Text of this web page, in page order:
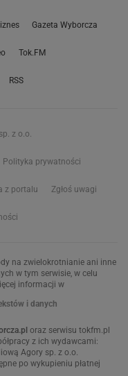
Gazeta Wyborcza
Tok.FM
RSS
z o.o.
Polityka prywatności
z portalu Zgłoś uwagi
na zwielokrotnianie ani inne
w tym serwisie, w celu
informacji w
i danych
oraz serwisu tokfm.pl
z ich wydawcami:
Agory sp. z o.o.
po wykupieniu płatnej